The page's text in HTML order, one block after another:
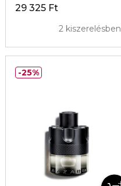
29 325 Ft
2 kiszerelésben
25%